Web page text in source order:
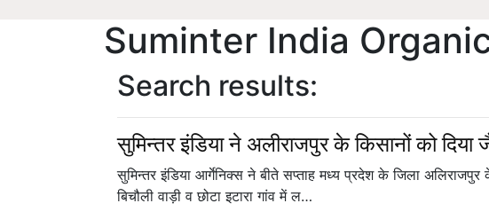
Suminter India
Search results:
सुमिन्तर इंडिया ने अलीराजपुर के किसानों को
सुमिन्तर इंडिया आर्गेनिक्स ने बीते सप्ताह मध्य प्रदेश के जिला
बिचौली वाड़ी व छोटा इटारा गांव में ल…